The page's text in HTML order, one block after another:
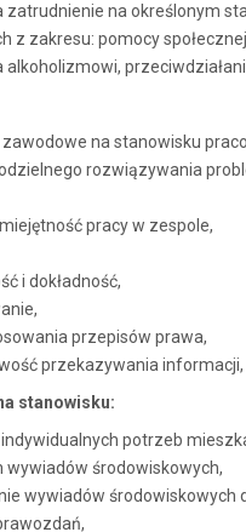
na określonym
z zakresu: pomocy
na stanowisku
rozwiązywania
pracy w zespole,
i dokładność,
przepisów prawa,
przekazywania informacji,
stanowisku:
potrzeb
środowiskowych,
wywiadów środowiskowych